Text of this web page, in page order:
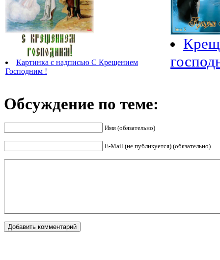
Картинка с надписью С Крещением
Господним !
Обсуждение по теме:
Имя (обязательно)
E-Mail (не публикуется) (обязательно)